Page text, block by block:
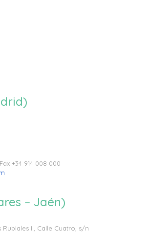
+34 914 008 000
– Jaén)
II, Calle Cuatro, s/n